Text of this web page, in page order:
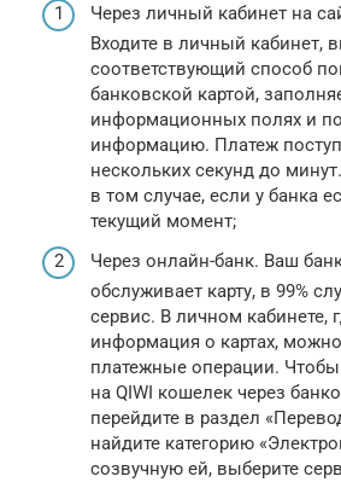
Через личный кабинет на
Входите в личный кабинет,
соответствующий способ
банковской картой,
информационных полях и
информацию. Платеж
нескольких секунд до
в том случае, если у банка
текущий момент;
Через онлайн-банк. Ваш
обслуживает карту, в 99%
сервис. В личном кабинете,
информация о картах,
платежные операции.
на QIWI кошелек через
перейдите в раздел
найдите категорию
созвучную ей, выберите